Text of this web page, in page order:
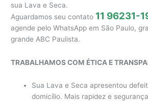
sua Lava e Seca.
Aguardamos seu contato 11 96231-
agende pelo WhatsApp em São Paulo,
grande ABC Paulista.
TRABALHAMOS COM ÉTICA E
Sua Lava e Seca apresentou
domicílio. Mais rapidez e